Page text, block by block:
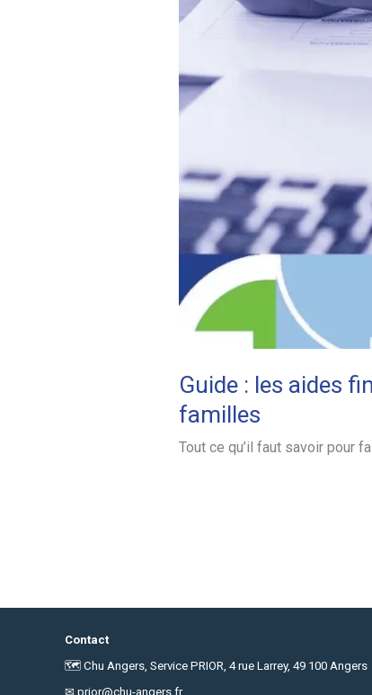
Guide : les aides
familles
Tout ce qu’il faut savoir pour
Contact
🗺 Chu Angers, Service PRIOR, 4 rue Larrey, 49 100 Angers
✉ prior@chu-angers.fr